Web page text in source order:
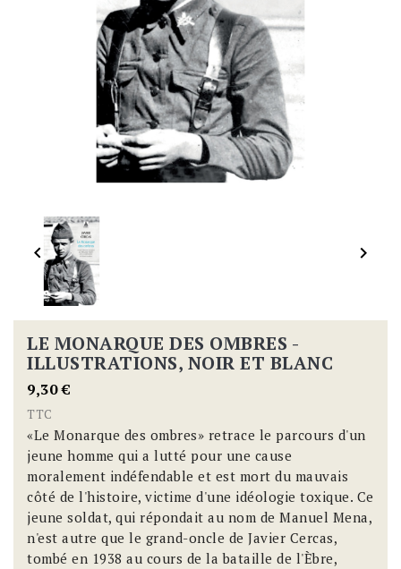
 
LE MONARQUE DES OMBRES -
ILLUSTRATIONS, NOIR ET BLANC
9,30 €
TTC
«Le Monarque des ombres» retrace le parcours d'un
jeune homme qui a lutté pour une cause
moralement indéfendable et est mort du mauvais
côté de l'histoire, victime d'une idéologie toxique. Ce
jeune soldat, qui répondait au nom de Manuel Mena,
n'est autre que le grand-oncle de Javier Cercas,
tombé en 1938 au cours de la bataille de l'Èbre,